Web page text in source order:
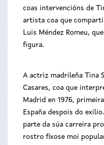
coas intervencións de
artista coa que
Luis Méndez Romeu,
figura.
A actriz madrileña Tina
Casares, coa que
Madrid en 1976,
España despois do
parte da súa carreira
rostro fíxose moi